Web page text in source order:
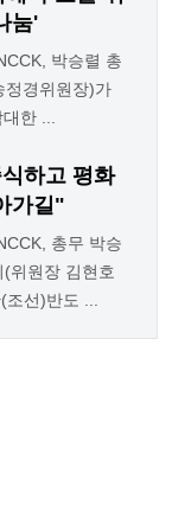
눔'
박승렬 총
정경위원장)가
한 ...
하고 평화
가길"
총무 박승
위원장 김현호
선)반도 ...